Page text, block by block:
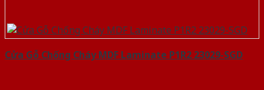
Cửa Gỗ Chống Cháy MDF Laminate P1R2 23029-SGD